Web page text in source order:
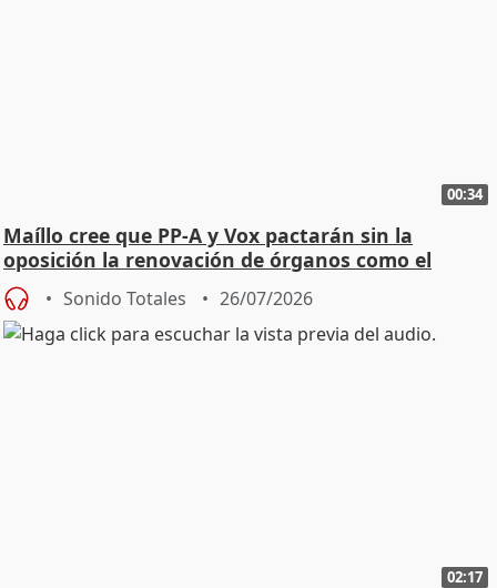
00:34
Maíllo cree que PP-A y Vox pactarán sin la
oposición la renovación de órganos como el
Defensor
Sonido Totales 26/07/2026
02:17